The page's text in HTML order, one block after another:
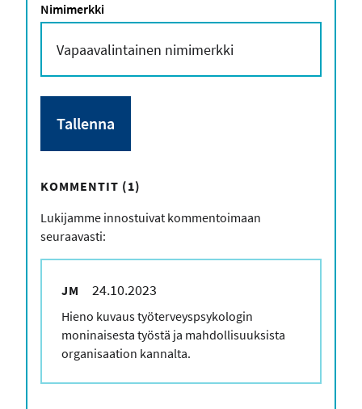
Nimimerkki
KOMMENTIT (1)
Lukijamme innostuivat kommentoimaan
seuraavasti:
JM 24.10.2023
Kommenttisi
Hieno kuvaus työterveyspsykologin
moninaisesta työstä ja mahdollisuuksista
organisaation kannalta.